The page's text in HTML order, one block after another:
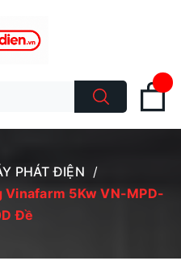
PHÁT ĐIỆN /
Vinafarm 5Kw VN-MPD-
Đề